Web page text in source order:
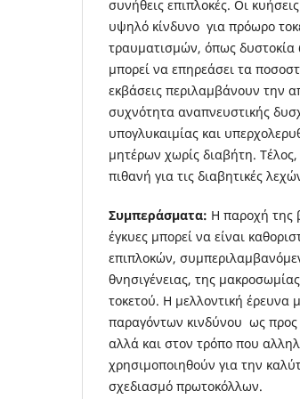
συνήθεις επιπλοκές. Οι
υψηλό κίνδυνο για πρόωρο
τραυματισμών, όπως δυστοκία
μπορεί να επηρεάσει τα
εκβάσεις περιλαμβάνουν την
συχνότητα αναπνευστικής
υπογλυκαιμίας και
μητέρων χωρίς διαβήτη.
πιθανή για τις διαβητικές
Συμπεράσματα: Η παροχή της
έγκυες μπορεί να είναι
επιπλοκών,
θνησιγένειας, της
τοκετού. Η μελλοντική
παραγόντων κινδύνου ως
αλλά και στον τρόπο που
χρησιμοποιηθούν για την
σχεδιασμό πρωτοκόλλων.